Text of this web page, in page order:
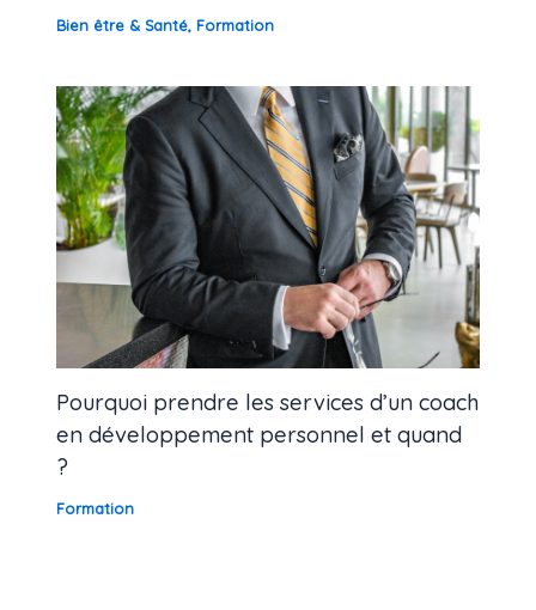
Bien être & Santé,Formation
Pourquoi prendre les services d’un coach
en développement personnel et quand
?
Formation